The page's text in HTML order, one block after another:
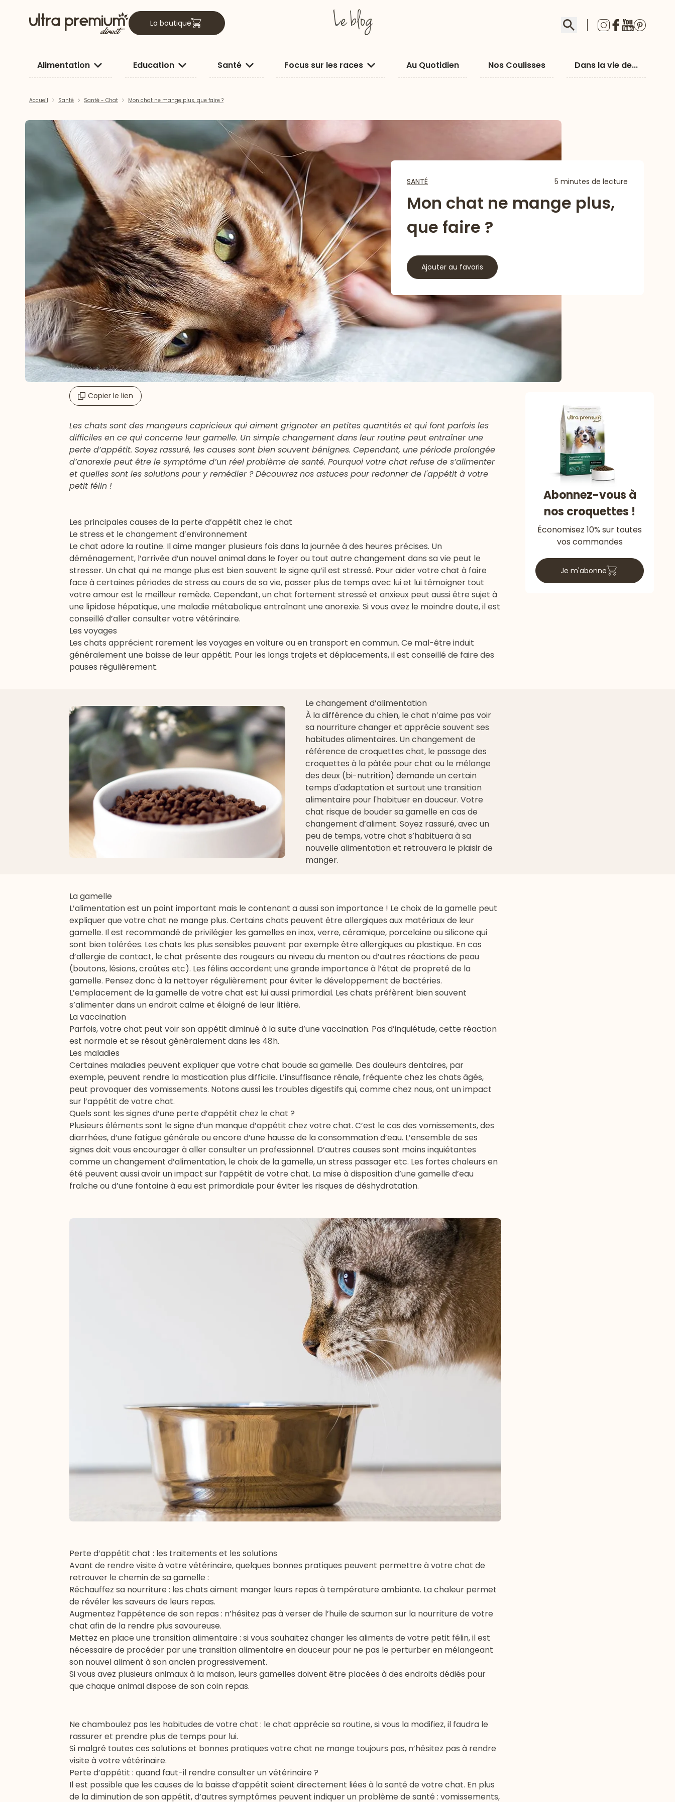
La boutique Rechercher
Alimentation Education Santé Focus sur les races Au Quotidien Nos Coulisses Dans la vie de...
Accueil Santé Santé - Chat Mon chat ne mange plus, que faire ?
SANTÉ 5 minutes de lecture
Mon chat ne mange plus,
que faire ?
Ajouter au favoris
Copier le lien
Les chats sont des mangeurs capricieux qui aiment grignoter en petites quantités et qui font parfois les
difficiles en ce qui concerne leur gamelle. Un simple changement dans leur routine peut entraîner une
perte d’appétit. Soyez rassuré, les causes sont bien souvent bénignes. Cependant, une période prolongée
d’anorexie peut être le symptôme d’un réel problème de santé. Pourquoi votre chat refuse de s’alimenter
et quelles sont les solutions pour y remédier ? Découvrez nos astuces pour redonner de l'appétit à votre
petit félin !
Les principales causes de la perte d’appétit chez le chat
Le stress et le changement d’environnement
Le chat adore la routine. Il aime manger plusieurs fois dans la journée à des heures précises. Un
déménagement, l’arrivée d’un nouvel animal dans le foyerou tout autre changement dans sa vie peut le
stresser. Un chat qui ne mange plus est bien souvent le signe qu’il est stressé. Pour aider votre chat à faire
face à certaines périodes de stress au cours de sa vie, passer plus de temps avec lui et lui témoigner tout
votre amour est le meilleur remède. Cependant, un chat fortement stressé et anxieux peut aussi être sujet à
une lipidose hépatique, une maladie métabolique entraînant une anorexie. Si vous avez le moindre doute, il est
conseillé d’aller consulter votre vétérinaire.
Les voyages
Les chats apprécient rarement les voyages en voiture ou en transport en commun. Ce mal-être induit
généralement une baisse de leur appétit. Pour les longs trajets et déplacements, il est conseillé de faire des
pauses régulièrement.
Le changement d’alimentation
À la différence du chien, le chat n’aime pas voir
sa nourriture changer et apprécie souvent ses
habitudes alimentaires. Un changement de
référence de croquettes chat, le passage des
croquettes à la pâtée pour chat ou le mélange
des deux (bi-nutrition) demande un certain
temps d'adaptation et surtout une transition
alimentaire pour l'habituer en douceur. Votre
chat risque de bouder sa gamelle en cas de
changement d’aliment. Soyez rassuré, avec un
peu de temps, votre chat s’habituera à sa
nouvelle alimentation et retrouvera le plaisir de
manger.
La gamelle
L’alimentation est un point important mais le contenant a aussi son importance ! Le choix de la gamelle peut
expliquer que votre chat ne mange plus. Certains chats peuvent être allergiques aux matériaux de leur
gamelle. Il est recommandé de privilégier les gamelles en inox, verre, céramique, porcelaine ou silicone qui
sont bien tolérées. Les chats les plus sensibles peuvent par exemple être allergiques au plastique. En cas
d’allergie de contact, le chat présente des rougeurs au niveau du menton ou d’autres réactions de peau
(boutons, lésions, croûtes etc). Les félins accordent une grande importance à l’état de propreté de la
gamelle. Pensez donc à la nettoyer régulièrement pour éviter le développement de bactéries.
L’emplacement de la gamelle de votre chat est lui aussi primordial. Les chats préfèrent bien souvent
s’alimenter dans un endroit calme et éloigné de leur litière.
La vaccination
Parfois, votre chat peut voir son appétit diminué à la suite d’une vaccination. Pas d’inquiétude, cette réaction
est normale et se résout généralement dans les 48h.
Les maladies
Certaines maladies peuvent expliquer que votre chat boude sa gamelle. Des douleurs dentaires, par
exemple, peuvent rendre la mastication plus difficile. L’insuffisance rénale, fréquente chez les chats âgés,
peut provoquer des vomissements. Notons aussi les troubles digestifs qui, comme chez nous, ont un impact
sur l’appétit de votre chat.
Quels sont les signes d’une perte d’appétit chez le chat ?
Plusieurs éléments sont le signe d’un manque d’appétit chez votre chat. C’est le cas des vomissements, des
diarrhées, d’une fatigue générale ou encore d’une hausse de la consommation d’eau. L’ensemble de ses
signes doit vous encourager à aller consulter un professionnel. D’autres causes sont moins inquiétantes
comme un changement d’alimentation, le choix de la gamelle, un stress passager etc. Les fortes chaleurs en
été peuvent aussi avoir un impact sur l’appétit de votre chat. La mise à disposition d’une gamelle d’eau
fraîche ou d’une fontaine à eau est primordiale pour éviter les risques de déshydratation.
Perte d’appétit chat : les traitements et les solutions
Avant de rendre visite à votre vétérinaire, quelques bonnes pratiques peuvent permettre à votre chat de
retrouver le chemin de sa gamelle :
Réchauffez sa nourriture : les chats aiment manger leurs repas à température ambiante. La chaleur permet
de révéler les saveurs de leurs repas.
Augmentez l’appétence de son repas : n’hésitez pas à verser de l’huile de saumonsur la nourriture de votre
chat afin de la rendre plus savoureuse.
Mettez en place une transition alimentaire : si vous souhaitez changer les aliments de votre petit félin, il est
nécessaire de procéder par une transition alimentaire en douceur pour ne pas le perturber en mélangeant
son nouvel aliment à son ancien progressivement.
Si vous avez plusieurs animaux à la maison, leurs gamelles doivent être placées à des endroits dédiés pour
que chaque animal dispose de son coin repas.
Ne chamboulez pas les habitudes de votre chat : le chat apprécie sa routine, si vous la modifiez, il faudra le
rassurer et prendre plus de temps pour lui.
Si malgré toutes ces solutions et bonnes pratiques votre chat ne mange toujours pas, n’hésitez pas à rendre
visite à votre vétérinaire.
Perte d’appétit : quand faut-il rendre consulter un vétérinaire ?
Il est possible que les causes de la baisse d’appétit soient directement liées à la santé de votre chat. En plus
de la diminution de son appétit, d’autres symptômes peuvent indiquer un problème de santé : vomissements,
Abonnez-vous à
nos croquettes !
Économisez 10% sur toutes
vos commandes
Je m'abonne